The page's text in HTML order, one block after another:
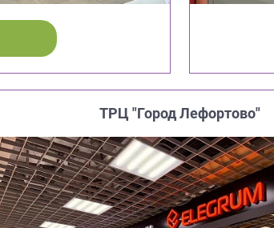
ТРЦ "Город Лефортово"